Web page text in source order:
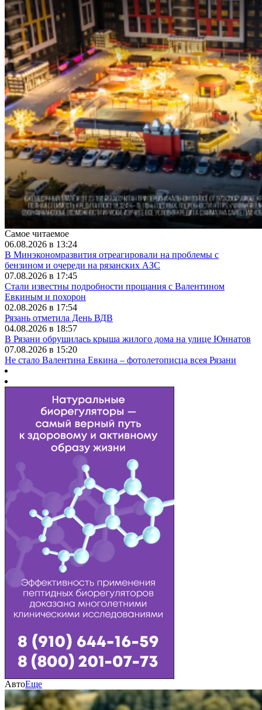
Самое читаемое
06.08.2026 в 13:24
В Минэкономразвития отреагировали на проблемы с
бензином и очереди на рязанских АЗС
07.08.2026 в 17:45
Стали известны подробности прощания с Валентином
Евкиным и похорон
02.08.2026 в 17:54
Рязань отметила День ВДВ
04.08.2026 в 18:57
В Рязани обрушилась крыша жилого дома на улице Юннатов
07.08.2026 в 15:20
Не стало Валентина Евкина – фотолетописца всея Рязани
АвтоЕще